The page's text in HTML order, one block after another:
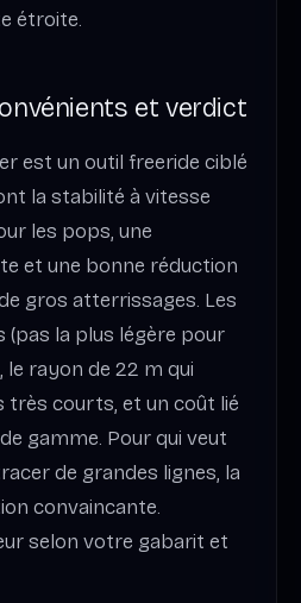
étroite.
et verdict
est un outil freeride ciblé
la stabilité à vitesse
les pops, une
et une bonne réduction
gros atterrissages. Les
(pas la plus légère pour
le rayon de 22 m qui
très courts, et un coût lié
gamme. Pour qui veut
de grandes lignes, la
convaincante.
selon votre gabarit et